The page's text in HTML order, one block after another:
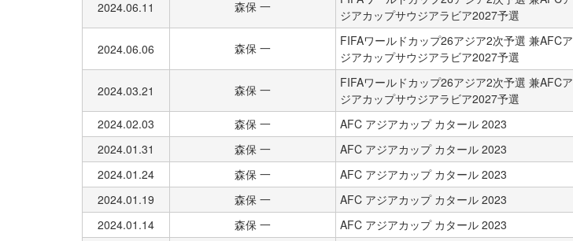
2024.06.11 森保 一
ジアカップサウジアラビア2027予選
2024.06.06 森保 一
FIFAワールドカップ26アジア2次予選 兼AFCア
ジアカップサウジアラビア2027予選
2024.03.21 森保 一
FIFAワールドカップ26アジア2次予選 兼AFCア
ジアカップサウジアラビア2027予選
2024.02.03 森保 一 AFC アジアカップ カタール 2023
2024.01.31
森保 一 AFC アジアカップ カタール 2023
2024.01.24
森保 一 AFC アジアカップ カタール 2023
2024.01.19
森保 一 AFC アジアカップ カタール 2023
2024.01.14
森保 一 AFC アジアカップ カタール 2023